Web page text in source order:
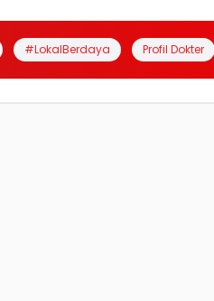
#LokalBerdaya Profil Dokter